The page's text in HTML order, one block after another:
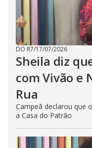
DO R7/17/07/2026
Sheila diz
com Vivão e
Rua
Campeã declarou que
a Casa do Patrão